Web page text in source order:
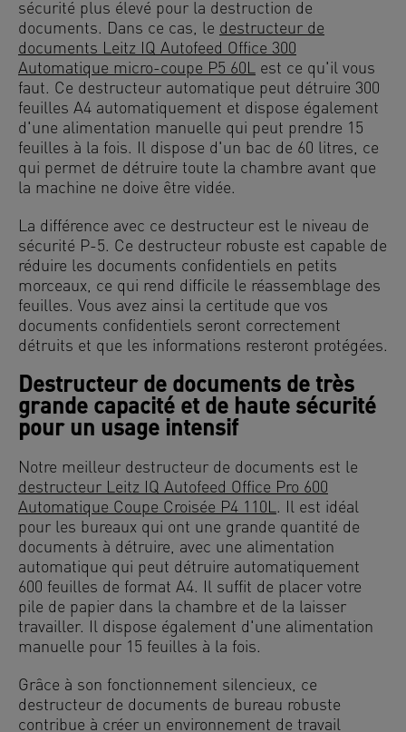
sécurité plus élevé pour la destruction de
documents. Dans ce cas, le destructeur de
documents Leitz IQ Autofeed Office 300
Automatique micro-coupe P5 60L est ce qu'il vous
faut. Ce destructeur automatique peut détruire 300
feuilles A4 automatiquement et dispose également
d'une alimentation manuelle qui peut prendre 15
feuilles à la fois. Il dispose d'un bac de 60 litres, ce
qui permet de détruire toute la chambre avant que
la machine ne doive être vidée.
La différence avec ce destructeur est le niveau de
sécurité P-5. Ce destructeur robuste est capable de
réduire les documents confidentiels en petits
morceaux, ce qui rend difficile le réassemblage des
feuilles. Vous avez ainsi la certitude que vos
documents confidentiels seront correctement
détruits et que les informations resteront protégées.
Destructeur de documents de très
grande capacité et de haute sécurité
pour un usage intensif
Notre meilleur destructeur de documents est le
destructeur Leitz IQ Autofeed Office Pro 600
Automatique Coupe Croisée P4 110L. Il est idéal
pour les bureaux qui ont une grande quantité de
documents à détruire, avec une alimentation
automatique qui peut détruire automatiquement
600 feuilles de format A4. Il suffit de placer votre
pile de papier dans la chambre et de la laisser
travailler. Il dispose également d'une alimentation
manuelle pour 15 feuilles à la fois.
Grâce à son fonctionnement silencieux, ce
destructeur de documents de bureau robuste
contribue à créer un environnement de travail